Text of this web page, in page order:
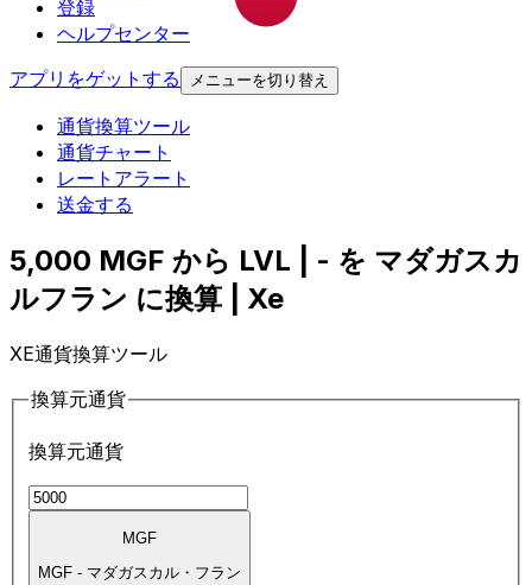
登録
ヘルプセンター
アプリをゲットする
メニューを切り替え
通貨換算ツール
通貨チャート
レートアラート
送金する
5,000 MGF から LVL | - を マダガスカ
ルフラン に換算 | Xe
XE通貨換算ツール
換算元通貨
換算元通貨
MGF
MGF - マダガスカル・フラン